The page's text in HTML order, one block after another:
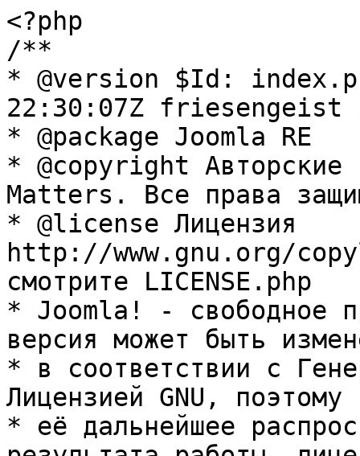
<?php
/**
* @version $Id:
22:30:07Z friesengeist
* @package Joomla RE
* @copyright Авторские
Matters. Все права
* @license Лицензия
http://www.gnu.org/
смотрите LICENSE.php
* Joomla! - свободное
версия может быть
* в соответствии с
Лицензией GNU, поэтому
* её дальнейшее